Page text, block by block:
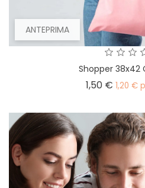
ANTEPRIMA
Shopper 38x42
1,50 € Prezzo
1,20 €